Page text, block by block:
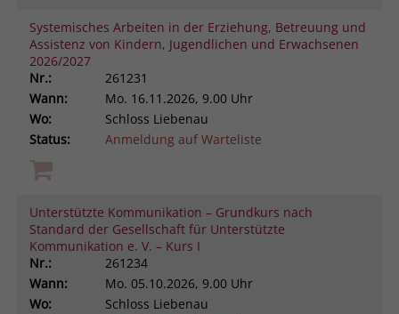
Systemisches Arbeiten in der Erziehung, Betreuung und
Assistenz von Kindern, Jugendlichen und Erwachsenen
2026/2027
Nr.:
261231
Wann:
Mo. 16.11.2026, 9.00 Uhr
Wo:
Schloss Liebenau
Status:
Anmeldung auf Warteliste
Unterstützte Kommunikation – Grundkurs nach
Standard der Gesellschaft für Unterstützte
Kommunikation e. V. – Kurs I
Nr.:
261234
Wann:
Mo. 05.10.2026, 9.00 Uhr
Wo:
Schloss Liebenau